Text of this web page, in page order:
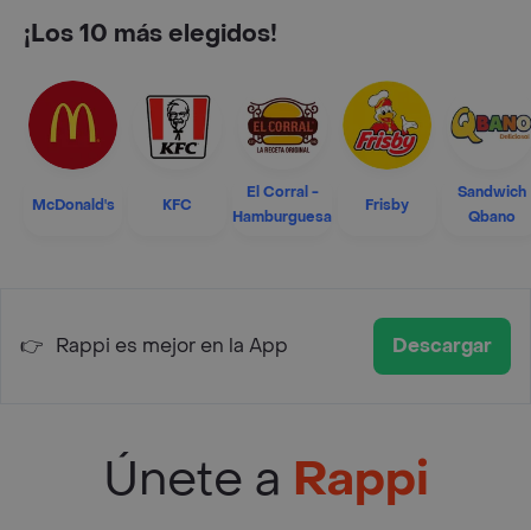
¡Los 10 más elegidos!
McDonald's KFC
El Corral -
Hamburguesa
Frisby
Sandwich
Qbano
👉 Rappi es mejor en la App Descargar
Únete a Rappi